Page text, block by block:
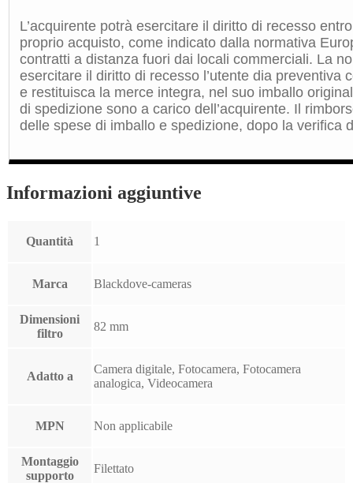
L’acquirente potrà esercitare il diritto di recesso
proprio acquisto, come indicato dalla normativa
contratti a distanza fuori dai locali commerciali. La
esercitare il diritto di recesso l’utente dia preventiva
e restituisca la merce integra, nel suo imballo
di spedizione sono a carico dell’acquirente. Il
delle spese di imballo e spedizione, dopo la verifica
Informazioni aggiuntive
Quantità 1
Marca Blackdove-cameras
Dimensioni
filtro
82 mm
Adatto a
Camera digitale, Fotocamera, Fotocamera
analogica, Videocamera
MPN Non applicabile
Montaggio
supporto
Filettato